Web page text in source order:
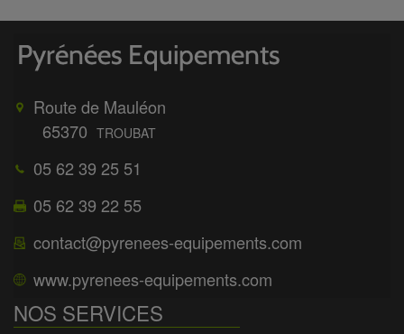
Route de Mauléon
65370 TROUBAT
05 62 39 25 51
05 62 39 22 55
contact@pyrenees-equipements.com
www.pyrenees-equipements.com
NOS SERVICES